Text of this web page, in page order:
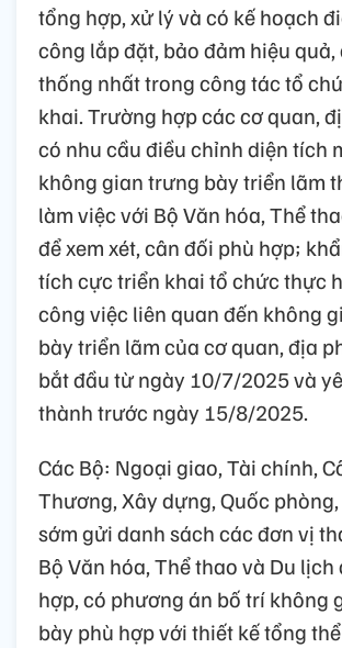
tổng hợp, xử lý và có kế hoạch
công lắp đặt, bảo đảm hiệu quả,
thống nhất trong công tác tổ
khai. Trường hợp các cơ quan,
có nhu cầu điều chỉnh diện tích
không gian trưng bày triển lãm
làm việc với Bộ Văn hóa, Thể
để xem xét, cân đối phù hợp;
tích cực triển khai tổ chức thực
công việc liên quan đến không
bày triển lãm của cơ quan, địa
bắt đầu từ ngày 10/7/2025 và
thành trước ngày 15/8/2025.
Các Bộ: Ngoại giao, Tài chính,
Thương, Xây dựng, Quốc
sớm gửi danh sách các đơn vị
Bộ Văn hóa, Thể thao và Du lịch
hợp, có phương án bố trí không
bày phù hợp với thiết kế tổng